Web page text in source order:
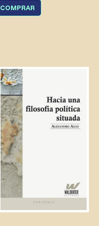
COMPRAR